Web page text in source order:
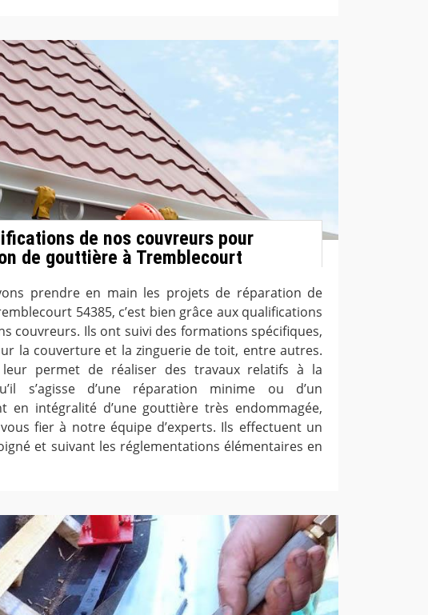
de nos couvreurs pour
de gouttière à Tremblecourt
prendre en main les projets de réparation de
54385, c’est bien grâce aux qualifications
couvreurs. Ils ont suivi des formations spécifiques,
la couverture et la zinguerie de toit, entre autres.
leur permet de réaliser des travaux relatifs à la
s’agisse d’une réparation minime ou d’un
en intégralité d’une gouttière très endommagée,
fier à notre équipe d’experts. Ils effectuent un
et suivant les réglementations élémentaires en